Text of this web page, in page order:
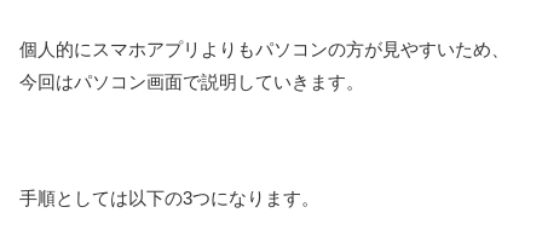
個人的にスマホアプリよりもパソコンの方が見やすいため、
今回はパソコン画面で説明していきます。
手順としては以下の3つになります。